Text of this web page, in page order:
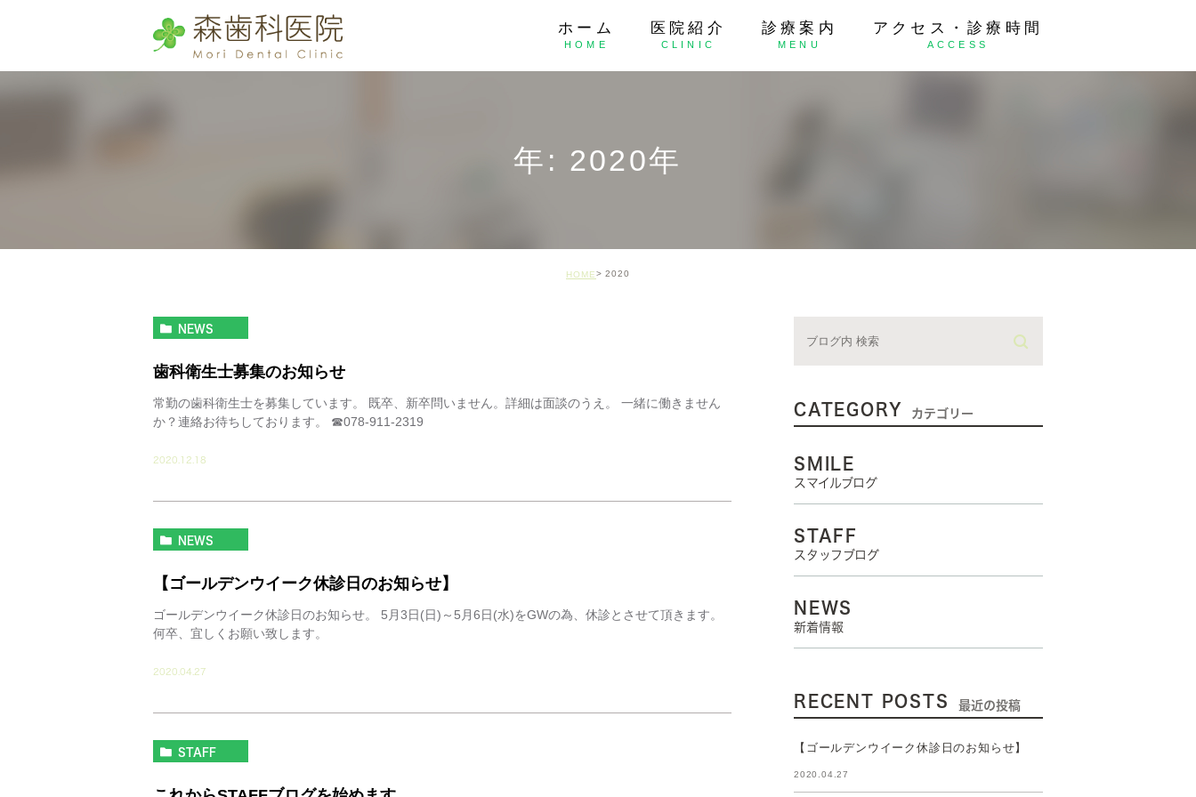
ホーム
HOME
医院紹介
CLINIC
診療案内
MENU
親知らずの抜歯
噛み合わせ
インプラント
審美治療
アクセス・診療時間
ACCESS
年: 2020年
HOME 2020
NEWS
歯科衛生士募集のお知らせ
常勤の歯科衛生士を募集しています。 既卒、新卒問いません。詳細は面談のうえ。 一緒に働きません
か？連絡お待ちしております。 ☎078-911-2319
2020.12.18
NEWS
【ゴールデンウイーク休診日のお知らせ】
ゴールデンウイーク休診日のお知らせ。 5月3日(日)～5月6日(水)をGWの為、休診とさせて頂きます。
何卒、宜しくお願い致します。
2020.04.27
STAFF
CATEGORY カテゴリー
SMILE
スマイルブログ
STAFF
スタッフブログ
NEWS
新着情報
RECENT POSTS 最近の投稿
【ゴールデンウイーク休診日のお知らせ】
2020.04.27